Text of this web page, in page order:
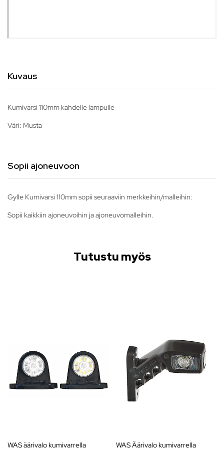
Kuvaus
Kumivarsi 110mm kahdelle lampulle
Väri: Musta
Sopii ajoneuvoon
Gylle Kumivarsi 110mm sopii seuraaviin merkkeihin/malleihin:
Sopii kaikkiin ajoneuvoihin ja ajoneuvomalleihin.
Tutustu myös
WAS äärivalo kumivarrella WAS Äärivalo kumivarrella